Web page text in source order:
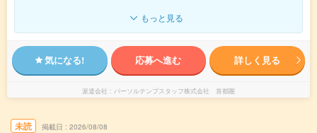
もっと見る
気になる! 応募へ進む 詳しく見る
派遣会社 パーソルテンプスタッフ株式会社 首都圏
未読 掲載日 2026/08/08